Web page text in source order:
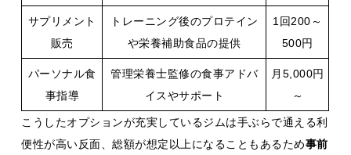
サプリメント
販売
トレーニング後のプロテイン
や栄養補助食品の提供
1回200～
500円
パーソナル食
事指導
管理栄養士監修の食事アドバ
イスやサポート
月5,000円
～
こうしたオプションが充実しているジムは手ぶらで通える利
便性が高い反面、総額が想定以上になることもあるため事前